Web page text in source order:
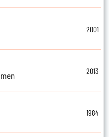
2001
2013
1984